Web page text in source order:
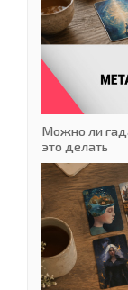
Можно ли
это делать